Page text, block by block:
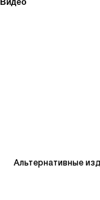
Видео
Альтернативные